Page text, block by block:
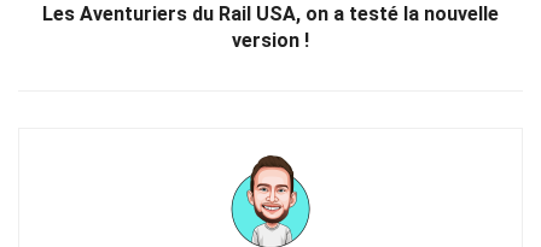
Les Aventuriers du Rail USA, on a testé la nouvelle
version !